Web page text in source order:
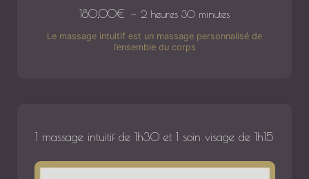
180,00€ 2 heures 30 minutes
Le massage intuitif est un massage personnalisé de
l’ensemble du corps
1 massage intuitif de 1h30 et 1 soin visage de 1h15